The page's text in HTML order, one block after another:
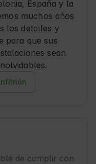
España y la
muchos años
los detalles y
para que sus
sean
de cumplir con